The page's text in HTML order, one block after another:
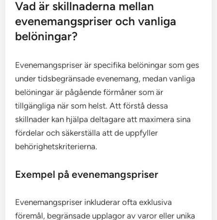
Vad är skillnaderna mellan
evenemangspriser och vanliga
belöningar?
Evenemangspriser är specifika belöningar som ges
under tidsbegränsade evenemang, medan vanliga
belöningar är pågående förmåner som är
tillgängliga när som helst. Att förstå dessa
skillnader kan hjälpa deltagare att maximera sina
fördelar och säkerställa att de uppfyller
behörighetskriterierna.
Exempel på evenemangspriser
Evenemangspriser inkluderar ofta exklusiva
föremål, begränsade upplagor av varor eller unika